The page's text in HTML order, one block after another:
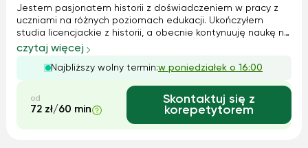
Jestem pasjonatem historii z doświadczeniem w pracy z
uczniami na różnych poziomach edukacji. Ukończyłem
studia licencjackie z historii, a obecnie kontynuuję naukę na
studiach magisterskich na tej samej uczelni, co pozwala mi
łączyć aktualną wiedzę akademicką z praktycznym
podejściem do nauczania.
czytaj więcej
Najbliższy wolny termin:w poniedziałek o 16:00
od
72 zł/60 min
Skontaktuj się z
korepetytorem